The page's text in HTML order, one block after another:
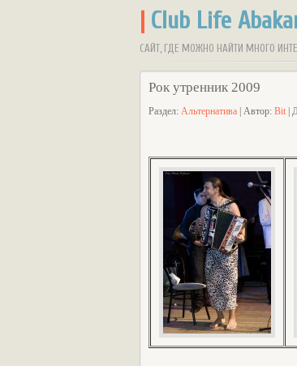
Club Life
САЙТ, ГДЕ МОЖНО НАЙТИ МНОГО
Рок утренник 2009
Раздел: Альтернатива | Автор: Bit |